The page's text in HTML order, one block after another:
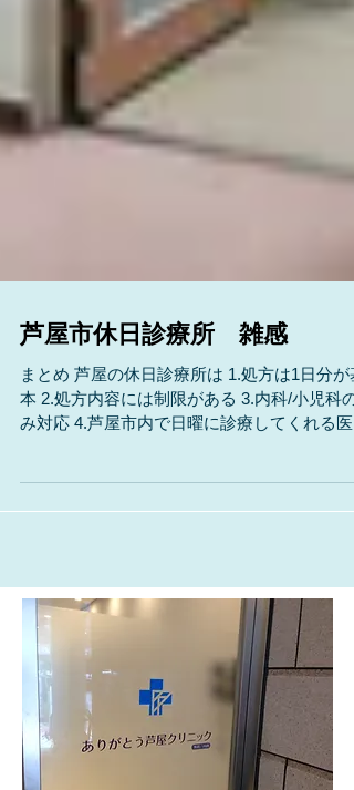
芦屋市休日診療所 雑感
まとめ 芦屋の休日診療所は 1.処方は1日分が